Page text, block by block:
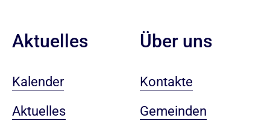
Aktuelles
Kalender
Aktuelles
Über uns
Kontakte
Gemeinden